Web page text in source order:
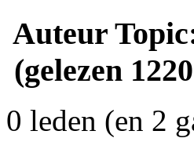
Auteur
(gelezen
0 leden (en 2